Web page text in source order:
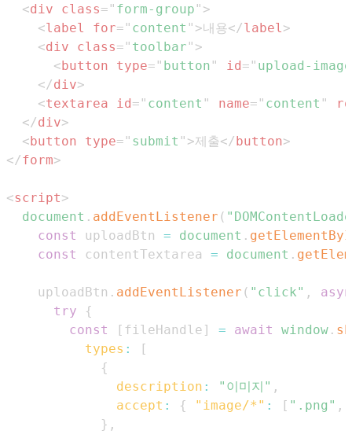
<div class= " form-group " >
<label for= " content " >내용</label>
<div class= " toolbar " >
<button type= " button " id= " upload-
</div>
<textarea id= " content " name= " content "
</div>
<button type= " submit " >제출</button>
</form>
<script>
document . addEventListener (
const
uploadBtn = document .
const
contentTextarea = document .
    uploadBtn
. addEventListener ( "click" ,
try
{
const
[ fileHandle ] = await window .
types :
[
{
description : "이미지" ,
accept : { "image/*" : [ ".png" ,
} ,